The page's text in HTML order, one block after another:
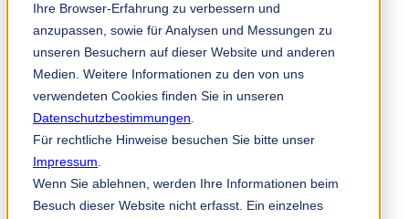
Ihre Browser-Erfahrung zu verbessern und
anzupassen, sowie für Analysen und Messungen zu
unseren Besuchern auf dieser Website und anderen
Medien. Weitere Informationen zu den von uns
verwendeten Cookies finden Sie in unseren
Datenschutzbestimmungen
Für rechtliche Hinweise besuchen Sie bitte unser
Impressum
Wenn Sie ablehnen, werden Ihre Informationen beim
Besuch dieser Website nicht erfasst. Ein einzelnes
Mitarbeiterportal
de
+49 4532 400 0
TKM Meyer GmbH